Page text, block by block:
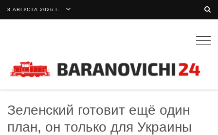
8 АВГУСТА 2026 Г.
Зеленский готовит ещё один
план, он только для Украины